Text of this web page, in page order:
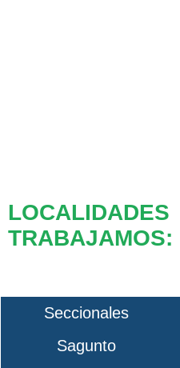
TRABAJAMOS:
Seccionales
Sagunto